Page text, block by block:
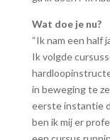
Wat doe je nu?
“Ik nam een half
Ik volgde
in beweging te
eerste instantie
ben ik mij er